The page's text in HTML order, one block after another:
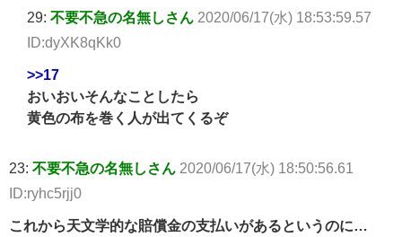
29: 不要不急の名無しさん 2020/06/17(水) 18:53:59.57
ID:dyXK8qKk0
>>17
おいおいそんなことしたら
黄色の布を巻く人が出てくるぞ
23: 不要不急の名無しさん 2020/06/17(水) 18:50:56.61
ID:ryhc5rjj0
これから天文学的な賠償金の支払いがあるというのに…